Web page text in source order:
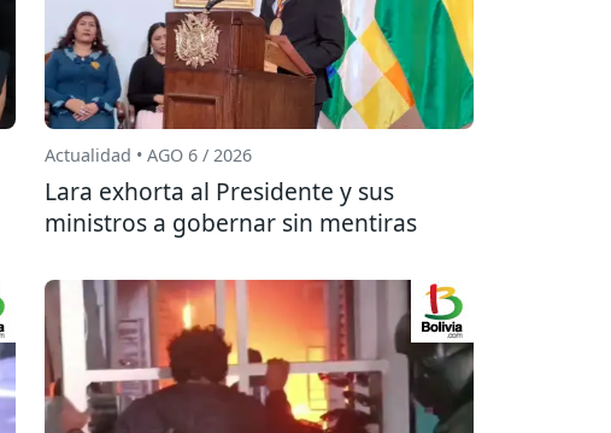
Actualidad • AGO 6 / 2026
Lara exhorta al Presidente y sus
ministros a gobernar sin mentiras